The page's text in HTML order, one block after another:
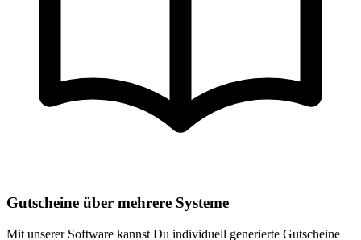
Gutscheine über mehrere Systeme
Mit unserer Software kannst Du individuell generierte Gutscheine